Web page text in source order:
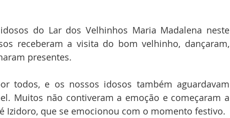
do Lar dos Velhinhos Maria Madalena neste
receberam a visita do bom velhinho, dançaram,
presentes.
todos, e os nossos idosos também aguardavam
Muitos não contiveram a emoção e começaram a
Izidoro, que se emocionou com o momento festivo.